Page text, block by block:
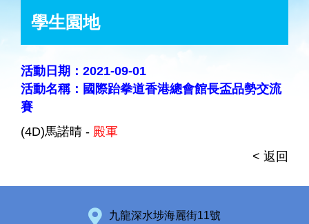
學生園地
活動日期：2021-09-01
活動名稱：國際跆拳道香港總會館長盃品勢交流
賽
(4D)馬諾晴 - 殿軍
< 返回
九龍深水埗海麗街11號